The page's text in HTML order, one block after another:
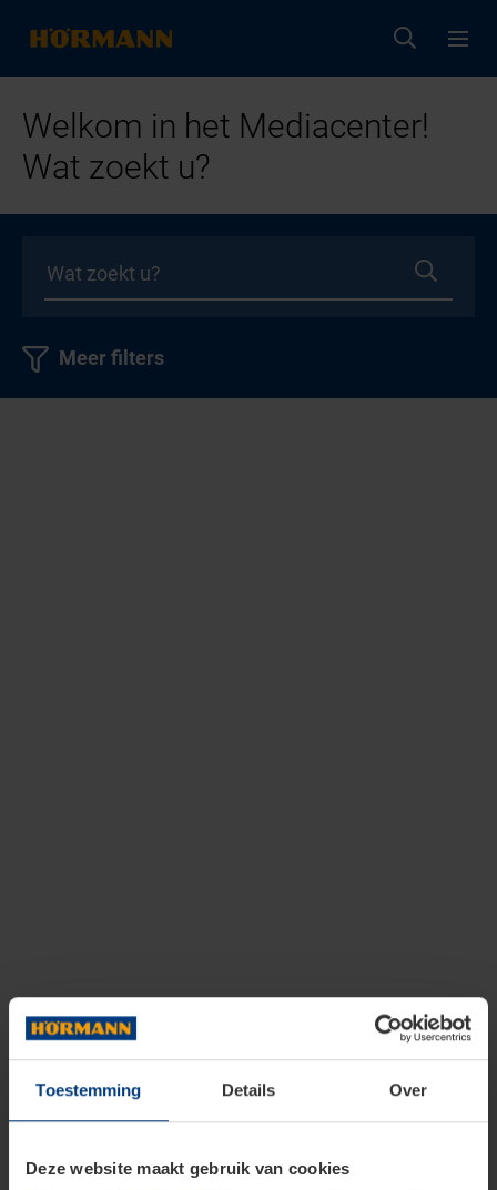
Toestemming Details Over
Deze website maakt gebruik van cookies
Welkom in het Mediacenter!
Wat zoekt u?
Meer filters